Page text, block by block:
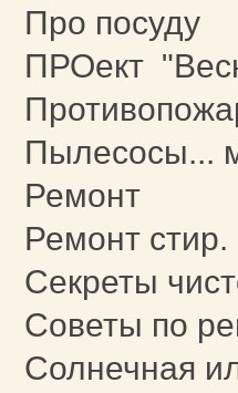
Про посуду
ПРОект
Пылесосы...
Ремонт
Ремонт
Секреты
Советы по
Солнечная